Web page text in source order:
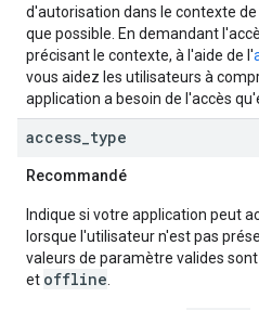
d'autorisation dans le contexte
que possible. En demandant
précisant le contexte, à l'aide de l'
vous aidez les utilisateurs à
application a besoin de l'accès
access type
Recommandé
Indique si votre application peut
lorsque l'utilisateur n'est pas
valeurs de paramètre valides sont
et offline